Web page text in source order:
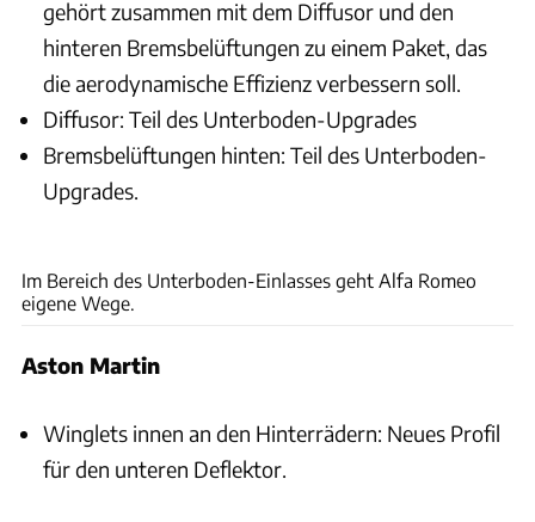
gehört zusammen mit dem Diffusor und den
hinteren Bremsbelüftungen zu einem Paket, das
die aerodynamische Effizienz verbessern soll.
Diffusor: Teil des Unterboden-Upgrades
Bremsbelüftungen hinten: Teil des Unterboden-
Upgrades.
Im Bereich des Unterboden-Einlasses geht Alfa Romeo
eigene Wege.
Aston Martin
Winglets innen an den Hinterrädern: Neues Profil
für den unteren Deflektor.